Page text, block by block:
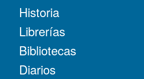
Historia
Librerías
Bibliotecas
Diarios